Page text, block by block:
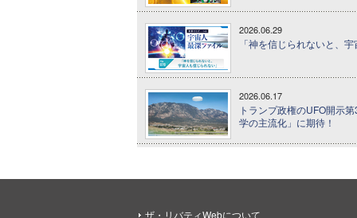
2026.06.29
「神を信じられないと、
2026.06.17
トランプ政権のUFO開示
学の主流化」に期待！
ザ・リバティWebについて